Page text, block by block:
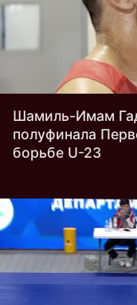
Шамиль-Имам
полуфинала
борьбе U-23